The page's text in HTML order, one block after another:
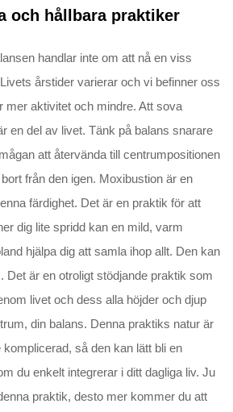
och hållbara praktiker
handlar inte om att nå en viss
årstider varierar och vi befinner oss
mer aktivitet och mindre. Att sova
en del av livet. Tänk på balans snarare
att återvända till centrumpositionen
från den igen. Moxibustion är en
färdighet. Det är en praktik för att
dig lite spridd kan en mild, varm
hjälpa dig att samla ihop allt. Den kan
Det är en otroligt stödjande praktik som
livet och dess alla höjder och djup
din balans. Denna praktiks natur är
så den kan lätt bli en
du enkelt integrerar i ditt dagliga liv. Ju
praktik, desto mer kommer du att